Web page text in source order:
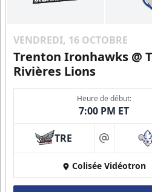
Groupes Rabais
Plus d'amis, plus
VENDREDI, 16 OCTOBRE
Trenton Ironhawks @
Rivières Lions
Heure de début:
7:00 PM ET
TRE at
Colisée Vidéotron